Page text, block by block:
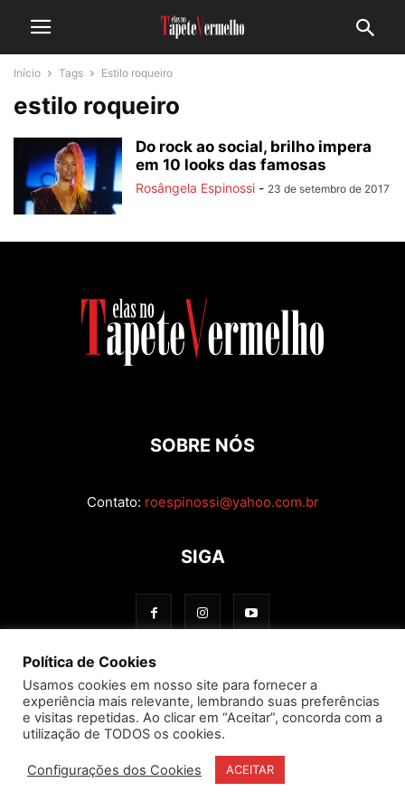
Início Tags Estilo roqueiro
estilo roqueiro
Do rock ao social, brilho impera
em 10 looks das famosas
Rosângela Espinossi - 23 de setembro de 2017
SOBRE NÓS
Contato: roespinossi@yahoo.com.br
SIGA
Política de Cookies
Usamos cookies em nosso site para fornecer a
experiência mais relevante, lembrando suas preferências
e visitas repetidas. Ao clicar em “Aceitar”, concorda com a
utilização de TODOS os cookies.
Configurações dos Cookies ACEITAR